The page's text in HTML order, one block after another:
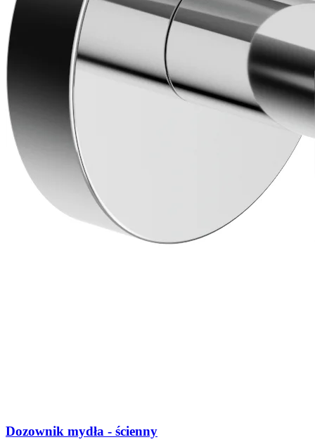
Dozownik mydła - ścienny